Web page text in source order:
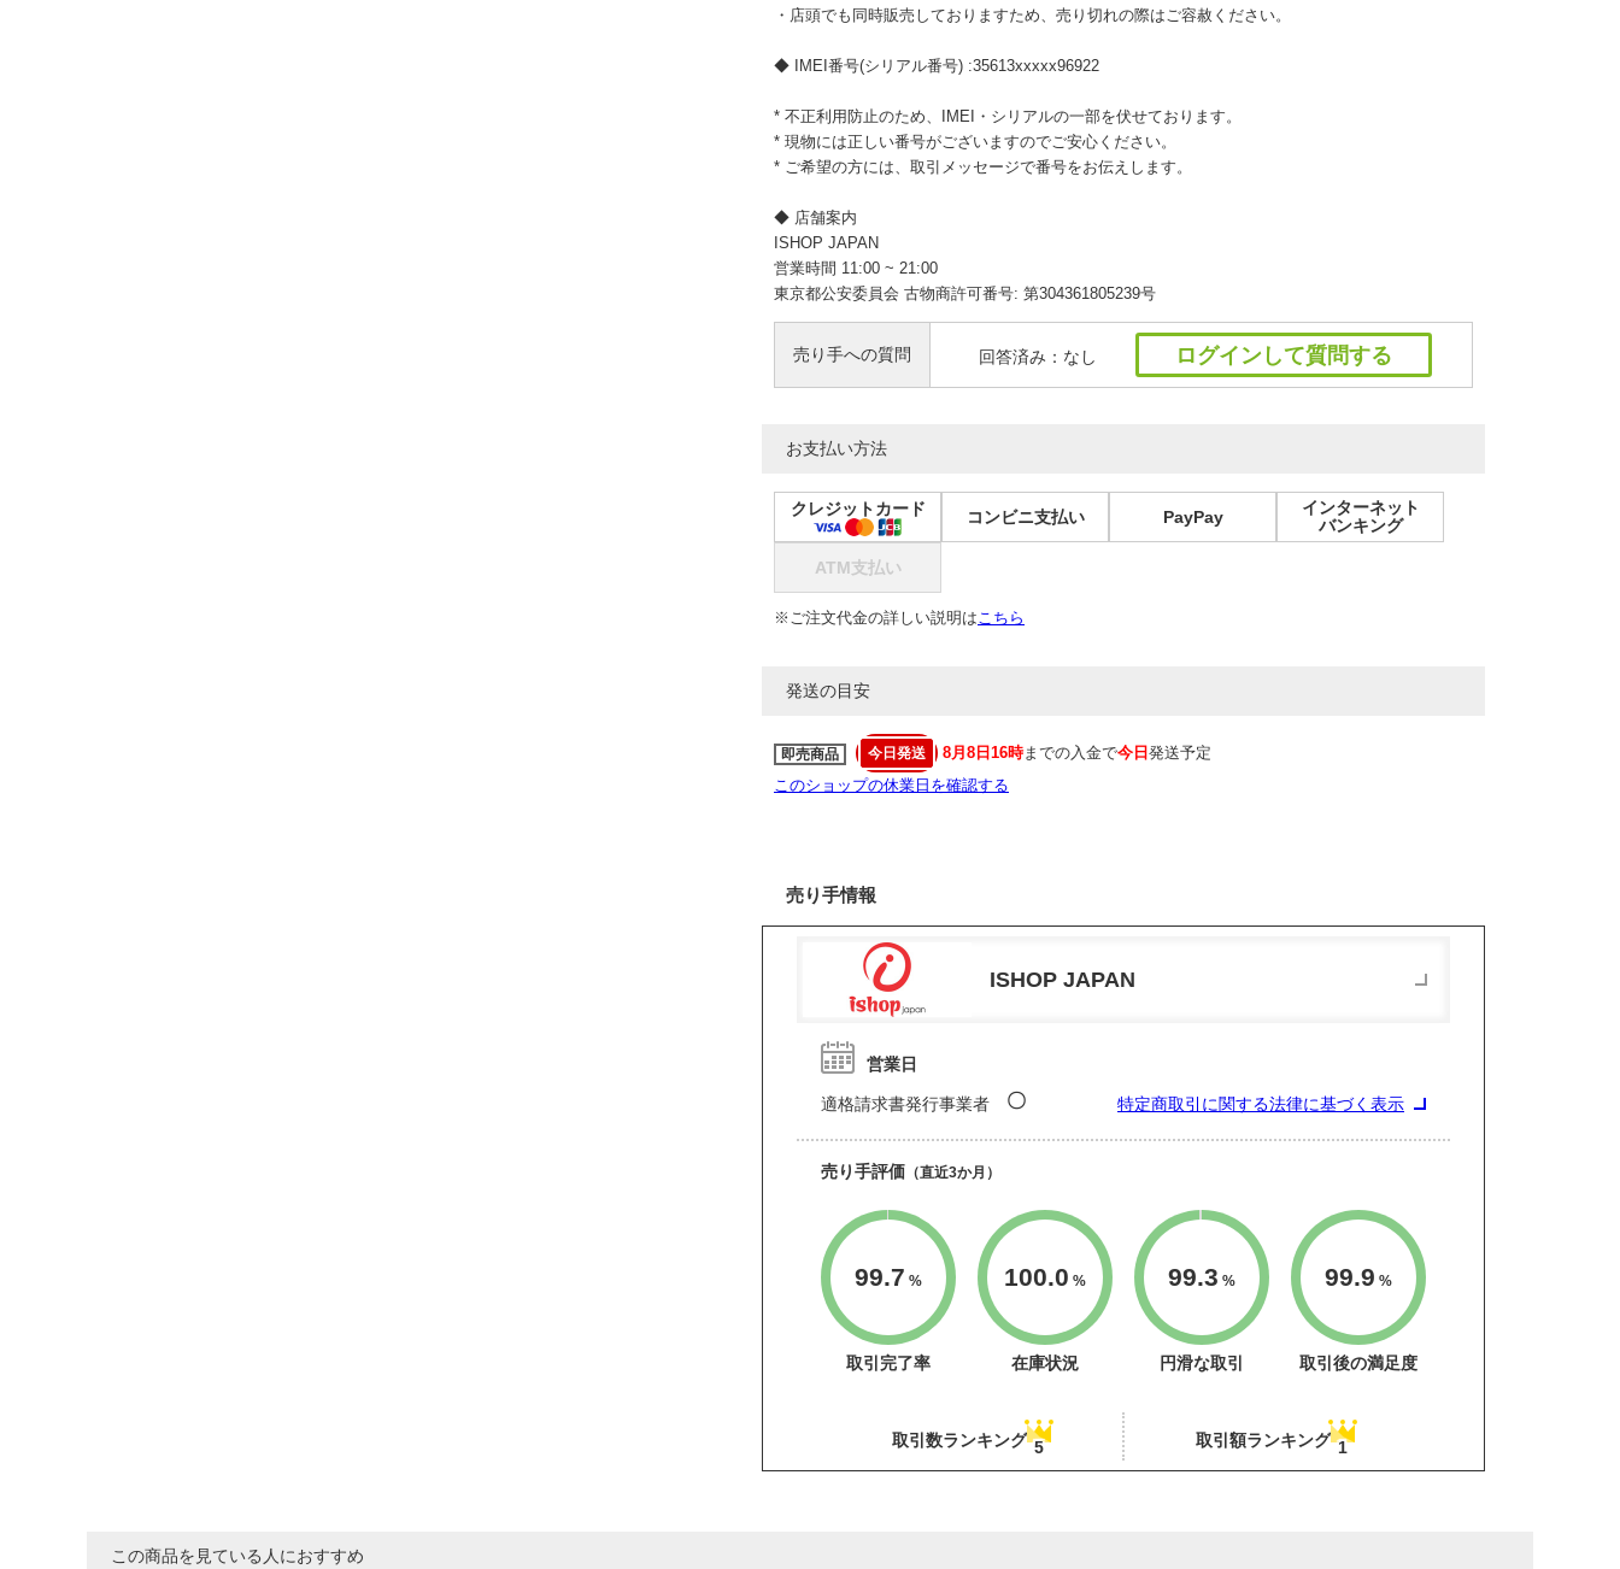
・店頭でも同時販売しておりますため、売り切れの際はご容赦ください。
◆ IMEI番号(シリアル番号) :35613xxxxx96922
* 不正利用防止のため、IMEI・シリアルの一部を伏せております。
* 現物には正しい番号がございますのでご安心ください。
* ご希望の方には、取引メッセージで番号をお伝えします。
◆ 店舗案内
ISHOP JAPAN
営業時間 11:00 ~ 21:00
東京都公安委員会 古物商許可番号: 第304361805239号
売り手への質問 回答済み：なし ログインして質問する
お支払い方法
クレジットカード コンビニ支払い PayPay
インターネット
バンキング
ATM支払い
※ご注文代金の詳しい説明はこちら
発送の目安
即売商品 今日発送 8月8日16時までの入金で今日 発送予定
このショップの休業日を確認する
売り手情報
ISHOP JAPAN
営業日
適格請求書発行事業者 〇 特定商取引に関する法律に基づく表示
売り手評価 （直近3か月）
99.7 %
取引完了率
100.0 %
在庫状況
99.3 %
円滑な取引
99.9 %
取引後の満足度
取引数ランキング 5 取引額ランキング 1
この商品を見ている人におすすめ